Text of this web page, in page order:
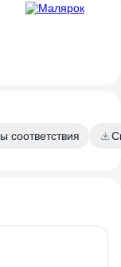
соответствия